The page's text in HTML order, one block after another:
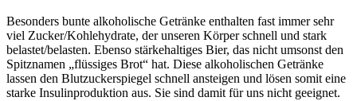
Besonders bunte alkoholische Getränke enthalten fast immer sehr
viel Zucker/Kohlehydrate, der unseren Körper schnell und stark
belastet/belasten. Ebenso stärkehaltiges Bier, das nicht umsonst den
Spitznamen „flüssiges Brot“ hat. Diese alkoholischen Getränke
lassen den Blutzuckerspiegel schnell ansteigen und lösen somit eine
starke Insulinproduktion aus. Sie sind damit für uns nicht geeignet.